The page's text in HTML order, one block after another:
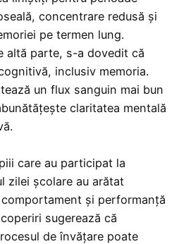
concentrare redusă și
pe termen lung.
altă parte, s-a dovedit că
inclusiv memoria.
un flux sanguin mai bun
claritatea mentală
care au participat la
zilei școlare au arătat
și performanță
sugerează că
de învățare poate